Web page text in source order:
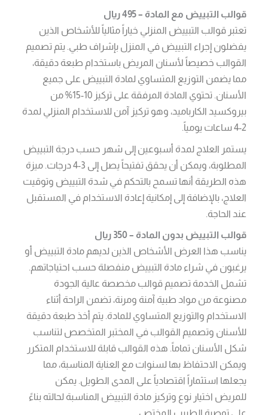
قوالب التبييض مع المادة – 495 ريال
تعتبر قوالب التبييض المنزلي خياراً مثالياً للأشخاص الذين
يفضلون إجراء التبييض في المنزل بإشراف طبي. يتم تصميم
القوالب خصيصاً لأسنان المريض باستخدام طبعة دقيقة،
مما يضمن التوزيع المتساوي لمادة التبييض على جميع
الأسنان. تحتوي المادة المرفقة على تركيز 10-15% من
بيروكسيد الكارباميد، وهو تركيز آمن للاستخدام المنزلي لمدة
2-4 ساعات يومياً.
يستمر العلاج لمدة أسبوعين إلى شهر حسب درجة التبييض
المطلوبة، ويمكن أن يحقق تفتيحاً يصل إلى 3-4 درجات. ميزة
هذه الطريقة أنها تسمح بالتحكم في شدة التبييض وتوقيت
العلاج، بالإضافة إلى إمكانية إعادة الاستخدام في المستقبل
عند الحاجة.
قوالب التبييض بدون المادة – 350 ريال
يناسب هذا العرض الأشخاص الذين لديهم مادة التبييض أو
يرغبون في شراء مادة التبييض منفصلة حسب احتياجاتهم.
تشمل الخدمة تصميم قوالب مخصصة عالية الجودة
مصنوعة من مواد طبية آمنة ومرنة، تضمن الراحة أثناء
الاستخدام والتوزيع المتساوي للمادة. يتم أخذ طبعة دقيقة
للأسنان وتصميم القوالب في المختبر المتخصص لتناسب
شكل الأسنان تماماً. هذه القوالب قابلة للاستخدام المتكرر
ويمكن الاحتفاظ بها لسنوات مع العناية المناسبة، مما
يجعلها استثماراً اقتصادياً على المدى الطويل. يمكن
للمريض اختيار نوع وتركيز مادة التبييض المناسبة لحالته بناءً
على توصية الطبيب المختص.